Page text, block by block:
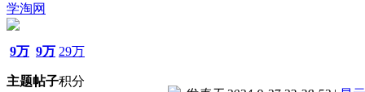
学淘网
9万
主题
9万
帖子
29万
积分